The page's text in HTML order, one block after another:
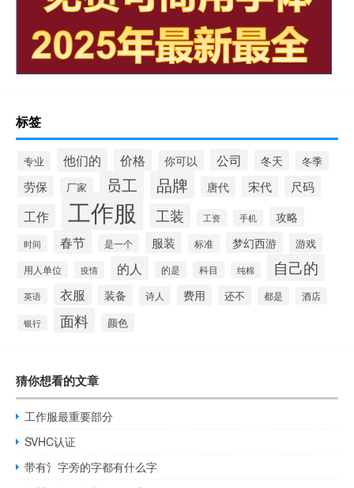
标签
专业 他们的 价格 你可以 公司 冬天 冬季
劳保 厂家 员工 品牌 唐代 宋代 尺码
工作 工作服 工装 工资 手机 攻略
时间 春节 是一个 服装 标准 梦幻西游 游戏
用人单位 疫情 的人 的是 科目 纯棉 自己的
英语 衣服 装备 诗人 费用 还不 都是 酒店
银行 面料 颜色
猜你想看的文章
工作服最重要部分
SVHC认证
带有氵字旁的字都有什么字